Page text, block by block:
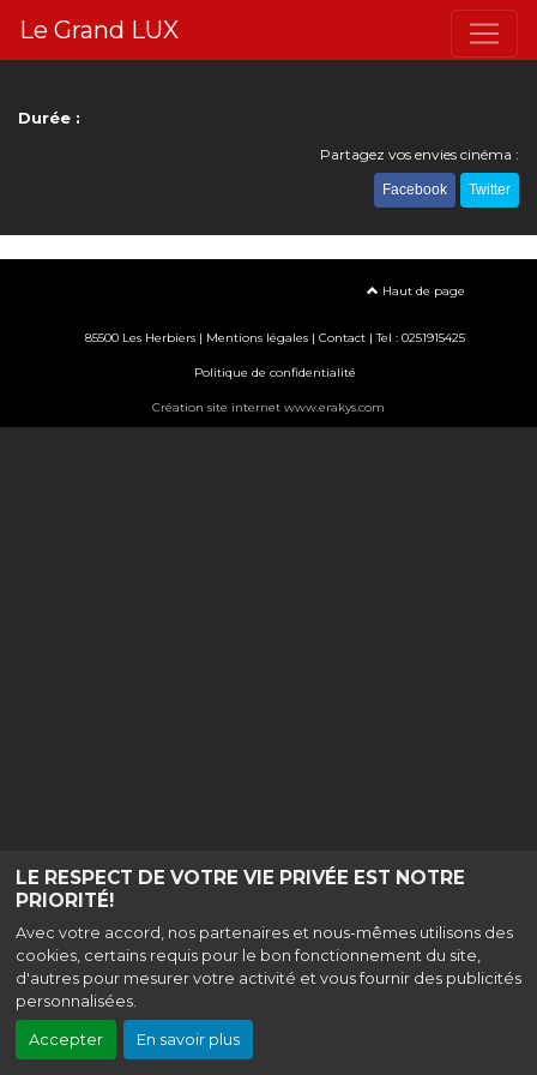
LE RESPECT DE VOTRE VIE PRIVÉE EST NOTRE
PRIORITÉ!
Avec votre accord, nos partenaires et nous-mêmes utilisons des
cookies, certains requis pour le bon fonctionnement du site,
d'autres pour mesurer votre activité et vous fournir des publicités
personnalisées.
Accepter En savoir plus
Le Grand LUX
Durée :
Partagez vos envies cinéma :
Facebook Twitter
Haut de page
85500 Les Herbiers | Mentions légales| Contact| Tel : 0251915425
Politique de confidentialité
Création site internet www.erakys.com